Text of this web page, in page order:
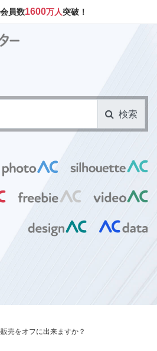
員数1600万人突破！
検索
売をオフに出来ますか？